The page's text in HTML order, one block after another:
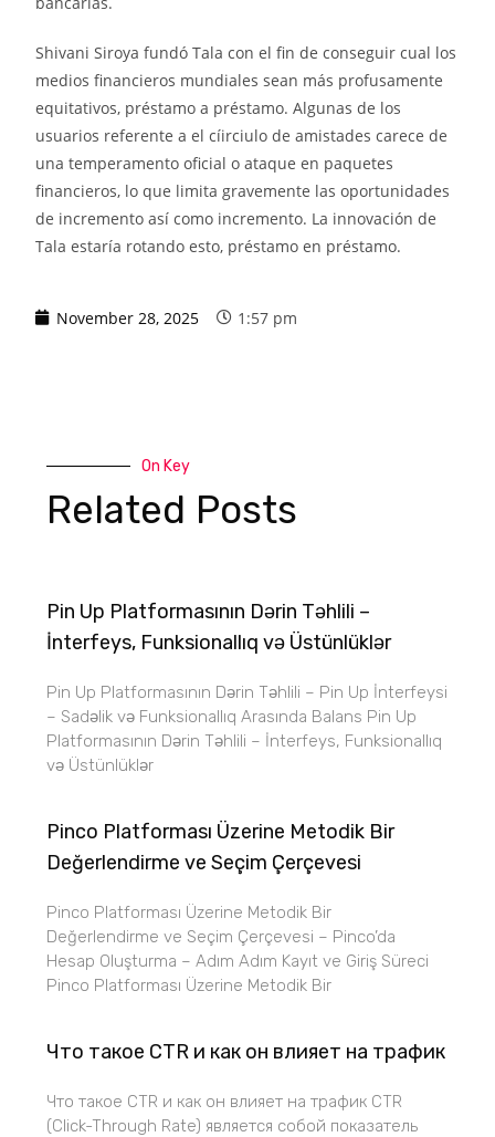
Shivani Siroya fundó Tala con el fin de conseguir cual los
medios financieros mundiales sean más profusamente
equitativos, préstamo a préstamo. Algunas de los
usuarios referente a el cí­irciulo de amistades carece de
una temperamento oficial o ataque en paquetes
financieros, lo que limita gravemente las oportunidades
de incremento así­ como incremento. La innovación de
Tala estaría rotando esto, préstamo en préstamo.
November 28, 2025 1:57 pm
On Key
Related Posts
Pin Up Platformasının Dərin Təhlili –
İnterfeys, Funksionallıq və Üstünlüklər
Pin Up Platformasının Dərin Təhlili – Pin Up İnterfeysi
– Sadəlik və Funksionallıq Arasında Balans Pin Up
Platformasının Dərin Təhlili – İnterfeys, Funksionallıq
və Üstünlüklər
Pinco Platforması Üzerine Metodik Bir
Değerlendirme ve Seçim Çerçevesi
Pinco Platforması Üzerine Metodik Bir
Değerlendirme ve Seçim Çerçevesi – Pinco’da
Hesap Oluşturma – Adım Adım Kayıt ve Giriş Süreci
Pinco Platforması Üzerine Metodik Bir
Что такое CTR и как он влияет на трафик
Что такое CTR и как он влияет на трафик CTR
(Click-Through Rate) является собой показатель